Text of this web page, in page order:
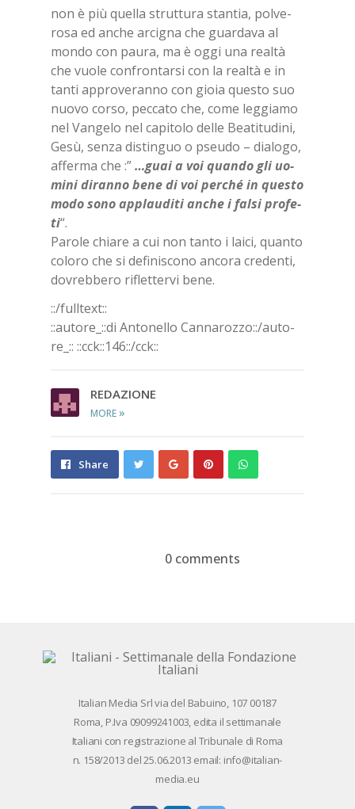
non è più quel­la strut­tu­ra stan­tia, pol­ve­
ro­sa ed an­che ar­ci­gna che guar­da­va al
mon­do con pau­ra, ma è oggi una real­tà
che vuo­le con­fron­tar­si con la real­tà e in
tan­ti ap­pro­ve­ran­no con gio­ia que­sto suo
nuo­vo cor­so, pec­ca­to che, come leg­gia­mo
nel Van­ge­lo nel ca­pi­to­lo del­le Bea­ti­tu­di­ni,
Gesù, sen­za di­stin­guo o pseu­do – dia­lo­go,
af­fer­ma che :”…guai a voi quan­do gli uo­
mi­ni di­ran­no bene di voi per­ché in que­sto
modo sono ap­plau­di­ti an­che i fal­si pro­fe­
ti“.
Pa­ro­le chia­re a cui non tan­to i lai­ci, quan­to
co­lo­ro che si de­fi­ni­sco­no an­co­ra cre­den­ti,
do­vreb­be­ro ri­flet­ter­vi bene.
::/full­text::
::au­to­re_::di An­to­nel­lo Can­na­roz­zo::/​au­to­
re_:: ::cck::146::/​cck::
RE­DA­ZIO­NE
MORE »
Share
Share Pin
Send
0 comments
Devi essere connesso per inviare un
commento.
Ita­lian Me­dia Srl via del Ba­bui­no, 107 00187
Roma, P.Iva 09099241003, edi­ta il set­ti­ma­na­le
Ita­lia­ni con re­gi­stra­zio­ne al Tri­bu­na­le di Roma
n. 158/​2013 del 25.06.2013 email: info@ita­lian­
me­dia.eu